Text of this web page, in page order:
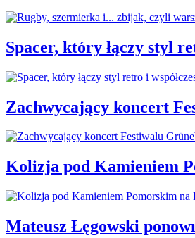
Spacer, który łączy styl
Zachwycający koncert
Kolizja pod Kamieniem
Mateusz Łęgowski